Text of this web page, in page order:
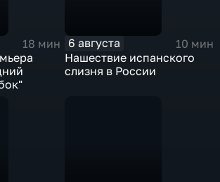
18 мин
6 августа
10 мин
Нашествие испанского
слизня в России